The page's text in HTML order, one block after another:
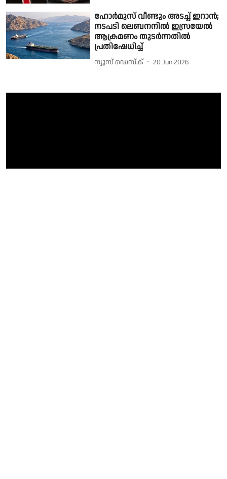
ഹോർമുസ് വീണ്ടും അടച്ച് ഇറാന്‍;
നടപടി ലെബനനിൽ ഇസ്രയേൽ
ആക്രമണം തുടർന്നതിൽ
പ്രതിഷേധിച്ച്
ന്യൂസ് ഡെസ്ക് 20 Jun 2026